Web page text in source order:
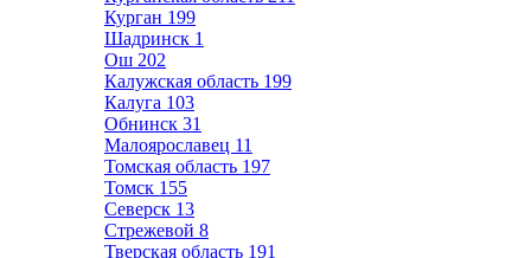
Курган 199
Шадринск 1
Ош 202
Калужская область 199
Калуга 103
Обнинск 31
Малоярославец 11
Томская область 197
Томск 155
Северск 13
Стрежевой 8
Тверская область 191